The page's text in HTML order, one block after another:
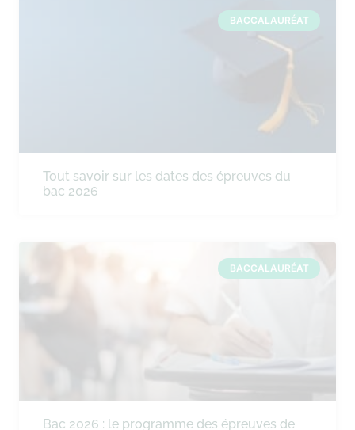
BACCALAURÉAT
Tout savoir sur les dates des épreuves du
bac 2026
BACCALAURÉAT
Bac 2026 : le programme des épreuves de